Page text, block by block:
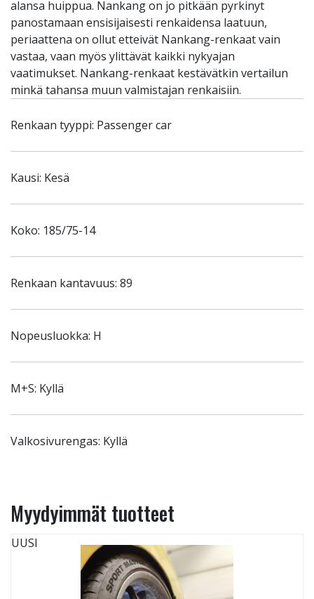
alansa huippua. Nankang on jo pitkään pyrkinyt
panostamaan ensisijaisesti renkaidensa laatuun,
periaattena on ollut etteivät Nankang-renkaat vain
vastaa, vaan myös ylittävät kaikki nykyajan
vaatimukset. Nankang-renkaat kestävätkin vertailun
minkä tahansa muun valmistajan renkaisiin.
Renkaan tyyppi: Passenger car
Kausi: Kesä
Koko: 185/75-14
Renkaan kantavuus: 89
Nopeusluokka: H
M+S: Kyllä
Valkosivurengas: Kyllä
Myydyimmät tuotteet
UUSI